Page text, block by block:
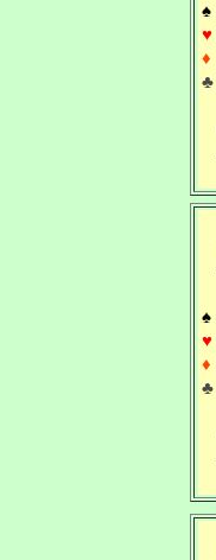
♠
♥
♦
♣
♠
♥
♦
♣